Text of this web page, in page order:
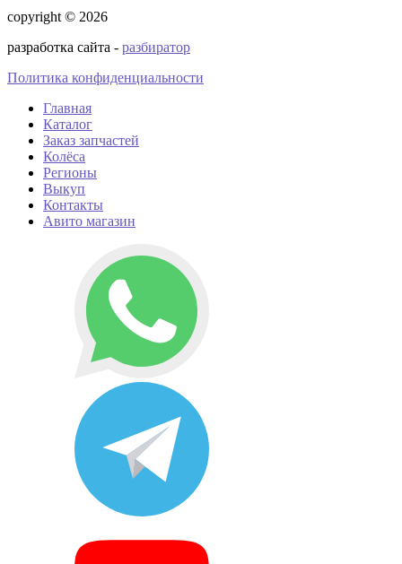
copyright © 2026
разработка сайта - разбиратор
Политика конфиденциальности
Главная
Каталог
Заказ запчастей
Колёса
Регионы
Выкуп
Контакты
Авито магазин